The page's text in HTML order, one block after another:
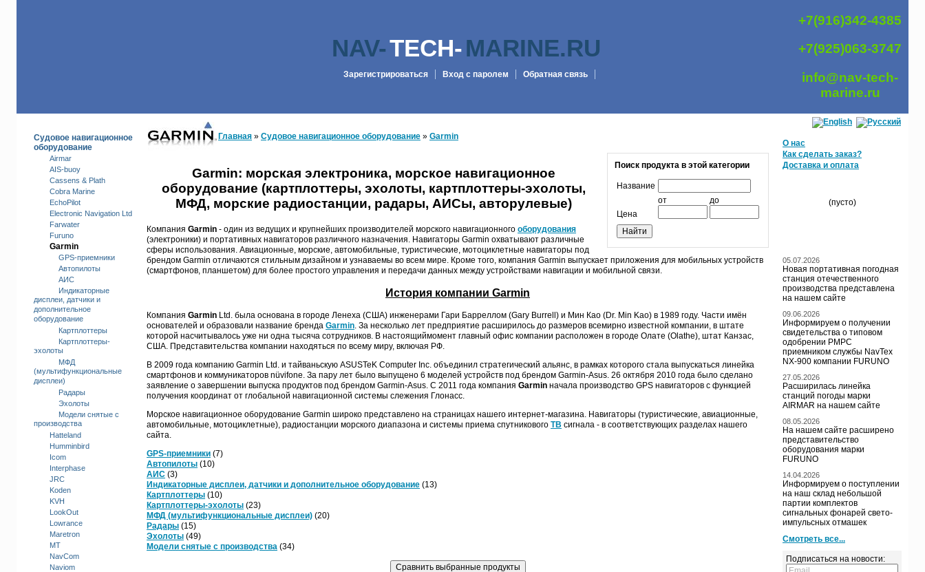
NAV-TECH-MARINE.RU
Зарегистрироваться Вход с паролем Обратная связь
+7(916)342-4385
+7(925)063-3747
info@nav-tech-
marine.ru
Судовое навигационное
оборудование
Airmar
AIS-buoy
Cassens & Plath
Cobra Marine
EchoPilot
Electronic Navigation Ltd
Farwater
Furuno
Garmin
GPS-приемники
Автопилоты
АИС
Индикаторные
дисплеи, датчики и
дополнительное
оборудование
Картплоттеры
Картплоттеры-
эхолоты
МФД
(мультифункциональные
дисплеи)
Радары
Эхолоты
Модели снятые с
производства
Hatteland
Humminbird
Icom
Interphase
JRC
Koden
KVH
LookOut
Lowrance
Maretron
MT
NavCom
Naviom
Главная » Судовое навигационное оборудование » Garmin
Поиск продукта в этой категории
Название
Цена
от до
Garmin: морская электроника, морское навигационное
оборудование (картплоттеры, эхолоты, картплоттеры-эхолоты,
МФД, морские радиостанции, радары, АИСы, авторулевые)
Компания Garmin - один из ведущих и крупнейших производителей морского навигационного оборудования
(электроники) и портативных навигаторов различного назначения. Навигаторы Garmin охватывают различные
сферы использования. Авиационные, морские, автомобильные, туристические, мотоциклетные навигаторы под
брендом Garmin отличаются стильным дизайном и узнаваемы во всем мире. Кроме того, компания Garmin выпускает приложения для мобильных устройств
(смартфонов, планшетом) для более простого управления и передачи данных между устройствами навигации и мобильной связи.
История компании Garmin
Компания Garmin Ltd. была основана в городе Ленеха (США) инженерами Гари Барреллом (Gary Burrell) и Мин Као (Dr. Min Kao) в 1989 году. Части имён
основателей и образовали название бренда Garmin . За несколько лет предприятие расширилось до размеров всемирно известной компании, в штате
которой насчитывалось уже ни одна тысяча сотрудников. В настоящиймомент главный офис компании расположен в городе Олате (Olathe), штат Канзас,
США. Представительства компании находяться по всему миру, включая РФ.
В 2009 года компанию Garmin Ltd. и тайваньскую ASUSTeK Computer Inc. объединил стратегический альянс, в рамках которого стала выпускаться линейка
смартфонов и коммуникаторов nüvifone. За пару лет было выпущено 6 моделей устройств под брендом Garmin-Asus. 26 октября 2010 года было сделано
заявление о завершении выпуска продуктов под брендом Garmin-Asus. C 2011 года компания Garmin начала производство GPS навигаторов с функцией
получения координат от глобальной навигационной системы слежения Глонасс.
Морское навигационное оборудование Garmin широко представлено на страницах нашего интернет-магазина. Навигаторы (туристические, авиационные,
автомобильные, мотоциклетные), радиостанции морского диапазона и системы приема спутникового ТВ сигнала - в соответствующих разделах нашего
сайта.
GPS-приемники (7)
Автопилоты (10)
АИС (3)
Индикаторные дисплеи, датчики и дополнительное оборудование (13)
Картплоттеры (10)
Картплоттеры-эхолоты (23)
МФД (мультифункциональные дисплеи) (20)
Радары (15)
Эхолоты (49)
Модели снятые с производства (34)
О нас
Как сделать заказ?
Доставка и оплата
(пусто)
05.07.2026
Новая портативная погодная
станция отечественного
производства представлена
на нашем сайте
09.06.2026
Информируем о получении
свидетельства о типовом
одобрении РМРС
приемником службы NavTex
NX-900 компании FURUNO
27.05.2026
Расширилась линейка
станций погоды марки
AIRMAR на нашем сайте
08.05.2026
На нашем сайте расширено
представительство
оборудования марки
FURUNO
14.04.2026
Информируем о поступлении
на наш склад небольшой
партии комплектов
сигнальных фонарей свето-
импульсных отмашек
Смотреть все...
Подписаться на новости: